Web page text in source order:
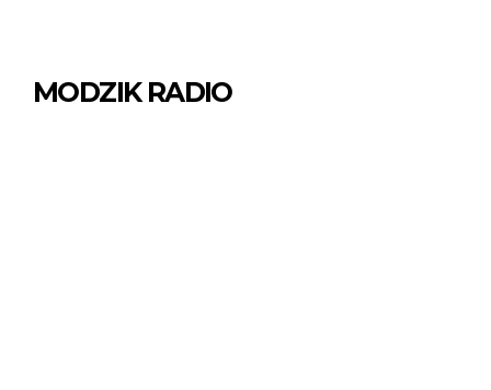
MODZIK RADIO